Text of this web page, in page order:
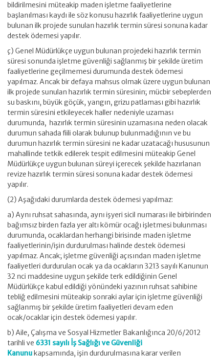
bildirilmesini müteakip maden işletme faaliyetlerine
başlanılması kaydı ile söz konusu hazırlık faaliyetlerine uygun
bulunan ilk projede sunulan hazırlık termin süresi sonuna kadar
destek ödemesi yapılır.
ç) Genel Müdürlükçe uygun bulunan projedeki hazırlık termin
süresi sonunda işletme güvenliği sağlanmış bir şekilde üretim
faaliyetlerine geçilmemesi durumunda destek ödemesi
yapılmaz. Ancak bir defaya mahsus olmak üzere uygun bulunan
ilk projede sunulan hazırlık termin süresinin; mücbir sebeplerden
su baskını, büyük göçük, yangın, grizu patlaması gibi hazırlık
termin süresini etkileyecek haller nedeniyle uzaması
durumunda, hazırlık termin süresinin uzamasına neden olacak
durumun sahada fiili olarak bulunup bulunmadığının ve bu
durumun hazırlık termin süresini ne kadar uzatacağı hususunun
mahallinde tetkik edilerek tespit edilmesini müteakip Genel
Müdürlükçe uygun bulunan süreyi içerecek şekilde hazırlanan
revize hazırlık termin süresi sonuna kadar destek ödemesi
yapılır.
(2) Aşağıdaki durumlarda destek ödemesi yapılmaz:
a) Aynı ruhsat sahasında, aynı işyeri sicil numarası ile birbirinden
bağımsız birden fazla yer altı kömür ocağı işletmesi bulunması
durumunda, ocaklardan herhangi birisinde maden işletme
faaliyetlerinin/işin durdurulması halinde destek ödemesi
yapılmaz. Ancak; işletme güvenliği açısından maden işletme
faaliyetleri durdurulan ocak ya da ocakların 3213 sayılı Kanunun
32 nci maddesine uygun şekilde terk edildiğinin Genel
Müdürlükçe kabul edildiği yönündeki yazının ruhsat sahibine
tebliğ edilmesini müteakip sonraki aylar için işletme güvenliği
sağlanmış bir şekilde üretim faaliyetleri devam eden
ocak/ocaklar için destek ödemesi yapılır.
b) Aile, Çalışma ve Sosyal Hizmetler Bakanlığınca 20/6/2012
tarihli ve 6331 sayılı İş Sağlığı ve Güvenliği
Kanunukapsamında, işin durdurulmasına karar verilen